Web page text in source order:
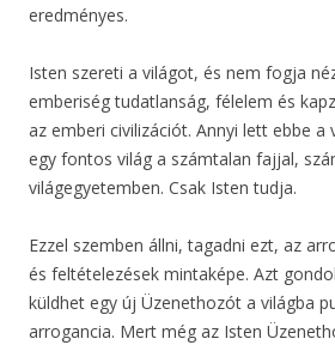
eredményes.
Isten szereti a világot, és nem fogja
emberiség tudatlanság, félelem és
az emberi civilizációt. Annyi lett ebbe a
egy fontos világ a számtalan fajjal,
világegyetemben. Csak Isten tudja.
Ezzel szemben állni, tagadni ezt, az
és feltételezések mintaképe. Azt
küldhet egy új Üzenethozót a világba
arrogancia. Mert még az Isten